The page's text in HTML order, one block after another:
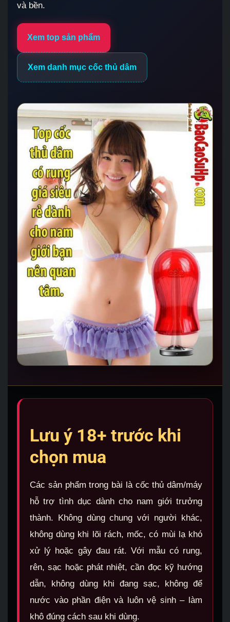
và bền.
Xem top sản phẩm
Xem danh mục cốc thủ dâm
Lưu ý 18+ trước khi
chọn mua
Các sản phẩm trong bài là cốc thủ dâm/máy
hỗ trợ tình dục dành cho nam giới trưởng
thành. Không dùng chung với người khác,
không dùng khi lõi rách, mốc, có mùi lạ khó
xử lý hoặc gây đau rát. Với mẫu có rung,
rên, sạc hoặc phát nhiệt, cần đọc kỹ hướng
dẫn, không dùng khi đang sạc, không để
nước vào phần điện và luôn vệ sinh – làm
khô đúng cách sau khi dùng.